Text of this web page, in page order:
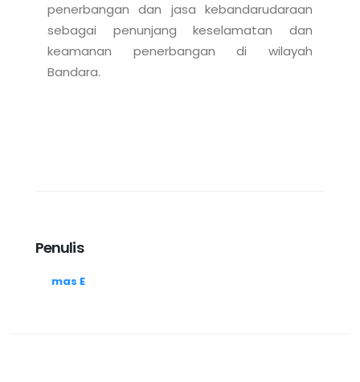
penerbangan dan jasa kebandarudaraan
sebagai penunjang keselamatan dan
keamanan penerbangan di wilayah
Bandara.
Penulis
mas E